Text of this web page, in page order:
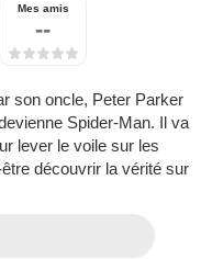
Mes amis
--
son oncle, Peter Parker
Spider-Man. Il va
lever le voile sur les
découvrir la vérité sur